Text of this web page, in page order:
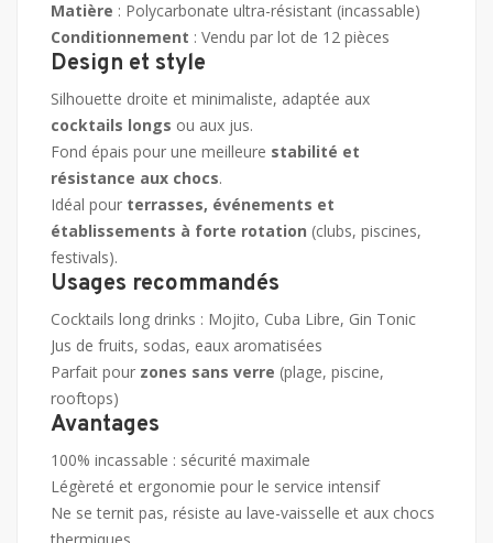
Matière : Polycarbonate ultra-résistant (incassable)
Conditionnement : Vendu par lot de 12 pièces
Design et style
Silhouette droite et minimaliste, adaptée aux
cocktails longs ou aux jus.
Fond épais pour une meilleure stabilité et
résistance aux chocs.
Idéal pour terrasses, événements et
établissements à forte rotation (clubs, piscines,
festivals).
Usages recommandés
Cocktails long drinks : Mojito, Cuba Libre, Gin Tonic
Jus de fruits, sodas, eaux aromatisées
Parfait pour zones sans verre (plage, piscine,
rooftops)
Avantages
100% incassable : sécurité maximale
Légèreté et ergonomie pour le service intensif
Ne se ternit pas, résiste au lave-vaisselle et aux chocs